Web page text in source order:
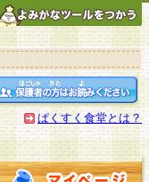
ぱくすく食堂とは？